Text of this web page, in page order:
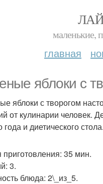
маленькие,
главная
яблоки с
яблоки с творогом
от кулинарии человек.
года и диетического стола.
35 мин.
3.
блюда: 2\_из_5.